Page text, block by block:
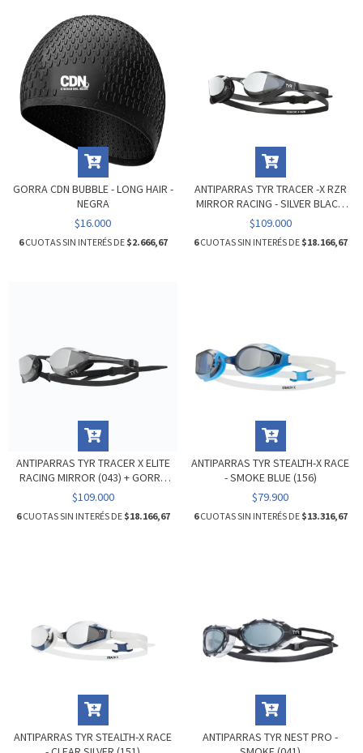
GORRA CDN BUBBLE - LONG HAIR -
NEGRA
$16.000
6CUOTAS SIN INTERÉS DE $2.666,67
ANTIPARRAS TYR TRACER -X RZR
MIRROR RACING - SILVER BLACK
(043)
$109.000
6CUOTAS SIN INTERÉS DE $18.166,67
ANTIPARRAS TYR TRACER X ELITE
RACING MIRROR (043) + GORRA
DE SILICONA
$109.000
6CUOTAS SIN INTERÉS DE $18.166,67
ANTIPARRAS TYR STEALTH-X RACE
- SMOKE BLUE (156)
$79.900
6CUOTAS SIN INTERÉS DE $13.316,67
ANTIPARRAS TYR STEALTH-X RACE
ANTIPARRAS TYR NEST PRO -